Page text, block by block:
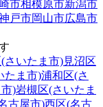
市相模原市新潟市
戸市岡山市広島市
さいたま市)見沼区
たま市)浦和区(さ
)岩槻区(さいたま
古屋市)西区(名古